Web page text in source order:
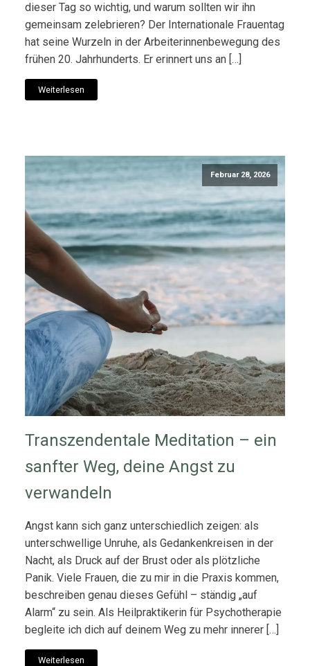
dieser Tag so wichtig, und warum sollten wir ihn
gemeinsam zelebrieren? Der Internationale Frauentag
hat seine Wurzeln in der Arbeiterinnenbewegung des
frühen 20. Jahrhunderts. Er erinnert uns an […]
Weiterlesen
Februar 28, 2026
Transzendentale Meditation – ein
sanfter Weg, deine Angst zu
verwandeln
Angst kann sich ganz unterschiedlich zeigen: als
unterschwellige Unruhe, als Gedankenkreisen in der
Nacht, als Druck auf der Brust oder als plötzliche
Panik. Viele Frauen, die zu mir in die Praxis kommen,
beschreiben genau dieses Gefühl – ständig „auf
Alarm“ zu sein. Als Heilpraktikerin für Psychotherapie
begleite ich dich auf deinem Weg zu mehr innerer […]
Weiterlesen